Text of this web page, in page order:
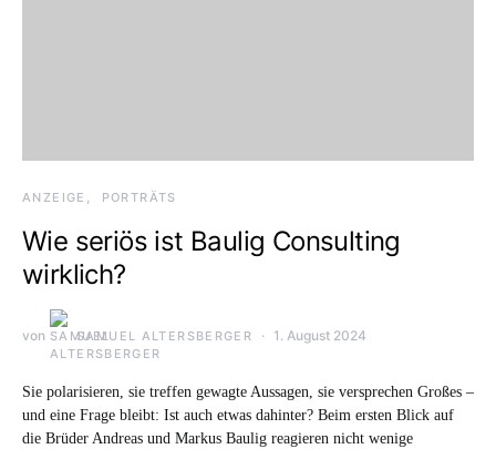
ANZEIGE PORTRÄTS
Wie seriös ist Baulig Consulting
wirklich?
von SAMUEL ALTERSBERGER 1. August 2024
Sie polarisieren, sie treffen gewagte Aussagen, sie versprechen Großes –
und eine Frage bleibt: Ist auch etwas dahinter? Beim ersten Blick auf
die Brüder Andreas und Markus Baulig reagieren nicht wenige